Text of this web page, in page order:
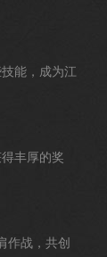
能，成为江
丰厚的奖
作战，共创